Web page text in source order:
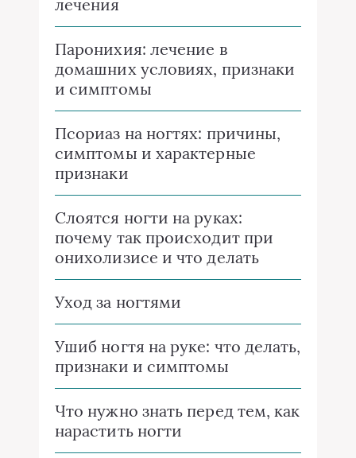
лечения
Паронихия: лечение в
домашних условиях, признаки
и симптомы
Псориаз на ногтях: причины,
симптомы и характерные
признаки
Слоятся ногти на руках:
почему так происходит при
онихолизисе и что делать
Уход за ногтями
Ушиб ногтя на руке: что делать,
признаки и симптомы
Что нужно знать перед тем, как
нарастить ногти